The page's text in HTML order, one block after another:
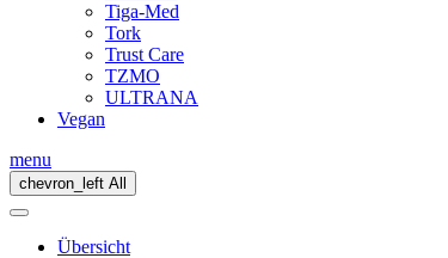
Tiga-Med
Tork
Trust Care
TZMO
ULTRANA
Vegan
menu
chevron_left All
Übersicht